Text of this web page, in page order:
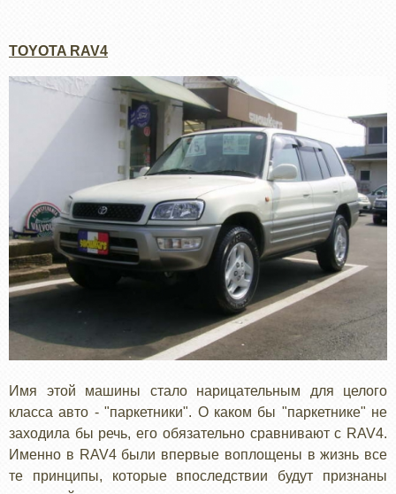
TOYOTA RAV4
Имя этой машины стало нарицательным для целого
класса авто - "паркетники". О каком бы "паркетнике" не
заходила бы речь, его обязательно сравнивают с RAV4.
Именно в RAV4 были впервые воплощены в жизнь все
те принципы, которые впоследствии будут признаны